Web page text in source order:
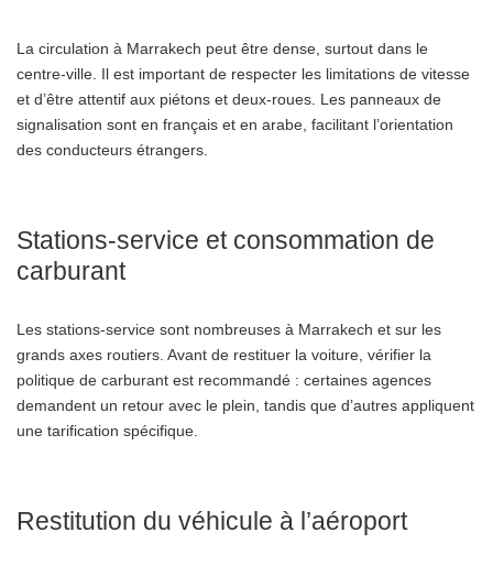
La circulation à Marrakech peut être dense, surtout dans le
centre-ville. Il est important de respecter les limitations de vitesse
et d’être attentif aux piétons et deux-roues. Les panneaux de
signalisation sont en français et en arabe, facilitant l’orientation
des conducteurs étrangers.
Stations-service et consommation de
carburant
Les stations-service sont nombreuses à Marrakech et sur les
grands axes routiers. Avant de restituer la voiture, vérifier la
politique de carburant est recommandé : certaines agences
demandent un retour avec le plein, tandis que d’autres appliquent
une tarification spécifique.
Restitution du véhicule à l’aéroport